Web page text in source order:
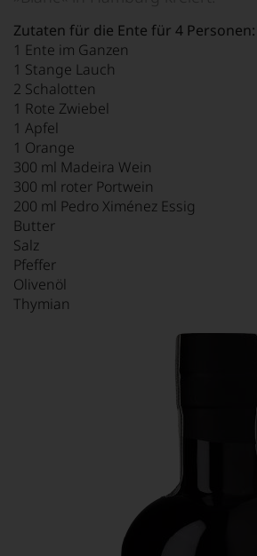
Zutaten für die Ente für 4 Personen:
1 Ente im Ganzen
1 Stange Lauch
2 Schalotten
1 Rote Zwiebel
1 Apfel
1 Orange
300 ml Madeira Wein
300 ml roter Portwein
200 ml Pedro Ximénez Essig
Butter
Salz
Pfeffer
Olivenöl
Thymian